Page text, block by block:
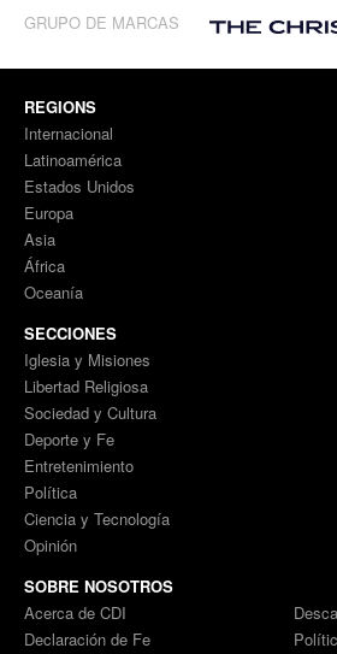
GRUPO DE MARCAS
REGIONS
Internacional
Latinoamérica
Estados Unidos
Europa
Asia
África
Oceanía
SECCIONES
Iglesia y Misiones
Libertad Religiosa
Sociedad y Cultura
Deporte y Fe
Entretenimiento
Política
Ciencia y Tecnología
Opinión
SOBRE NOSOTROS
Acerca de CDI
Declaración de Fe